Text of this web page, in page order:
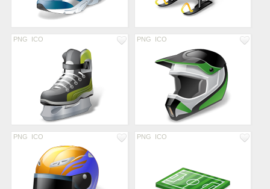
PNG ICO PNG ICO
PNG ICO PNG ICO